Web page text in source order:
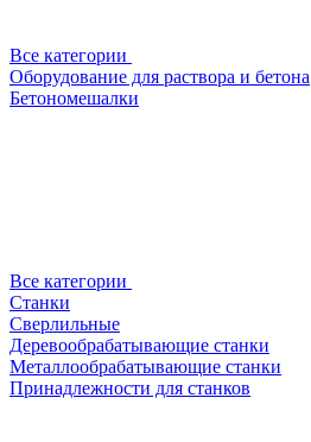
Все категории
Оборудование для раствора и бетона
Бетономешалки
Все категории
Станки
Сверлильные
Деревообрабатывающие станки
Металлообрабатывающие станки
Принадлежности для станков